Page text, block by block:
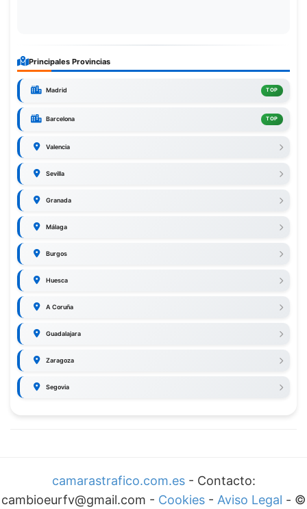
Principales Provincias
Madrid TOP
Barcelona TOP
Valencia
Sevilla
Granada
Málaga
Burgos
Huesca
A Coruña
Guadalajara
Zaragoza
Segovia
camarastrafico.com.es- Contacto:
cambioeurfv@gmail.com - Cookies - Aviso Legal - ©